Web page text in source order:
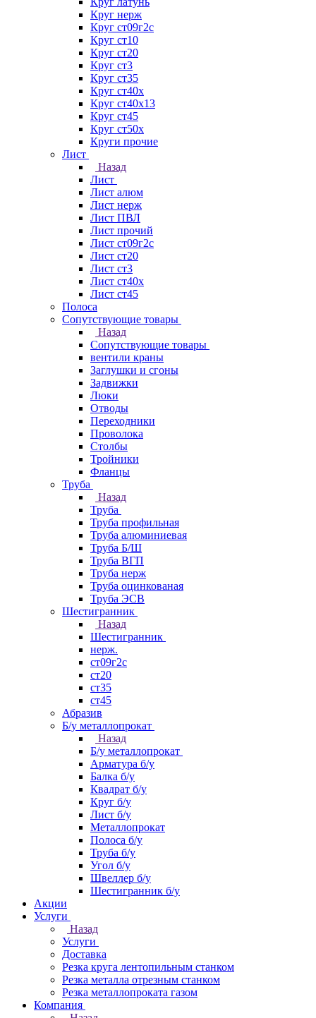
Круг нерж
Круг ст09г2с
Круг ст10
Круг ст20
Круг ст3
Круг ст35
Круг ст40х
Круг ст40х13
Круг ст45
Круг ст50х
Круги прочие
Лист
Назад
Лист
Лист алюм
Лист нерж
Лист ПВЛ
Лист прочий
Лист ст09г2с
Лист ст20
Лист ст3
Лист ст40х
Лист ст45
Полоса
Сопутствующие товары
Назад
Сопутствующие товары
вентили краны
Заглушки и сгоны
Задвижки
Люки
Отводы
Переходники
Проволока
Столбы
Тройники
Фланцы
Труба
Назад
Труба
Труба профильная
Труба алюминиевая
Труба Б/Ш
Труба ВГП
Труба нерж
Труба оцинкованая
Труба ЭСВ
Шестигранник
Назад
Шестигранник
нерж.
ст09г2с
ст20
ст35
ст45
Абразив
Б/у металлопрокат
Назад
Б/у металлопрокат
Арматура б/у
Балка б/у
Квадрат б/у
Круг б/у
Лист б/у
Металлопрокат
Полоса б/у
Труба б/у
Угол б/у
Швеллер б/у
Шестигранник б/у
Акции
Услуги
Назад
Услуги
Доставка
Резка круга лентопильным станком
Резка металла отрезным станком
Резка металлопроката газом
Компания